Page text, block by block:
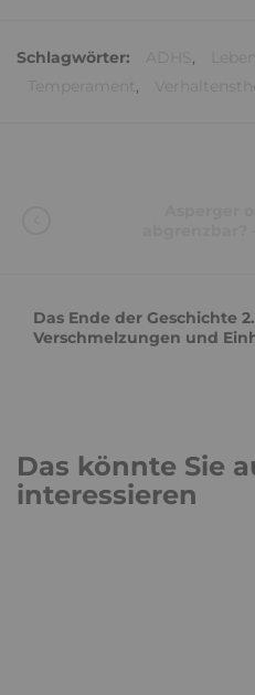
Schlagwörter: ,
,
Das Ende der Geschichte
Verschmelzungen und
Das könnte Sie
interessieren